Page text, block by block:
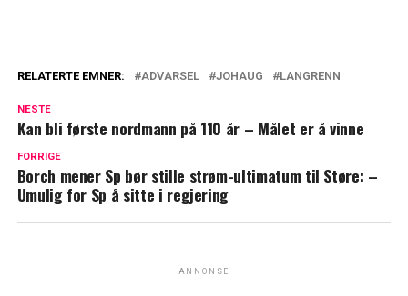
RELATERTE EMNER: ADVARSEL JOHAUG LANGRENN
NESTE
Kan bli første nordmann på 110 år – Målet er å vinne
FORRIGE
Borch mener Sp bør stille strøm-ultimatum til Støre: –⁠
Umulig for Sp å sitte i regjering
ANNONSE